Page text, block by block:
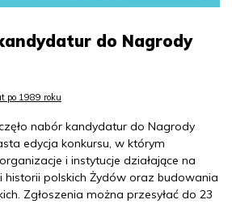
do Nagrody
po 1989 roku
nabór kandydatur do Nagrody
edycja konkursu, w którym
i instytucje działające na
historii polskich Żydów oraz budowania
Zgłoszenia można przesyłać do 23